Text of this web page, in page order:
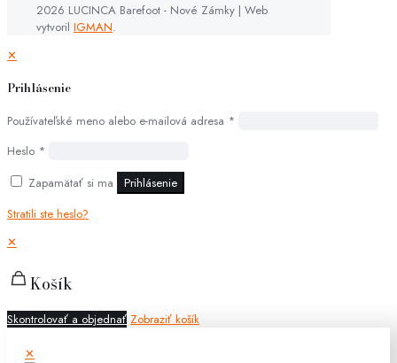
2026 LUCINCA Barefoot - Nové Zámky | Web
vytvoril IGMAN.
✕
Prihlásenie
Používateľské meno alebo e-mailová adresa *
Heslo *
Zapamätať si ma
Prihlásenie
Stratili ste heslo?
✕
Košík
Skontrolovať a objednať Zobraziť košík
✕